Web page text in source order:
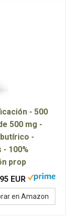
- 500
500 mg -
-
- 100%
prop
EUR
en Amazon